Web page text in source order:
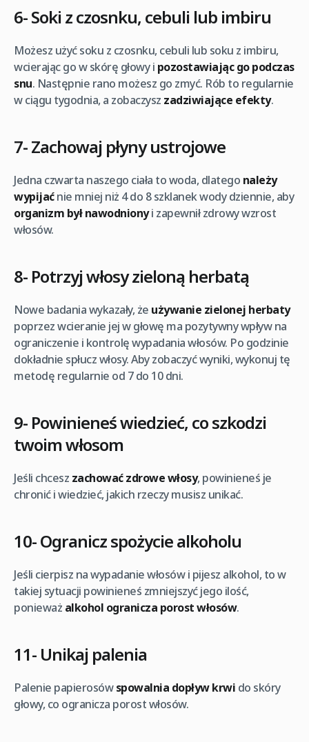
6- Soki z czosnku, cebuli lub imbiru
Możesz użyć soku z czosnku, cebuli lub soku z imbiru,
wcierając go w skórę głowy i pozostawiając go podczas
snu. Następnie rano możesz go zmyć. Rób to regularnie
w ciągu tygodnia, a zobaczysz zadziwiające efekty.
7- Zachowaj płyny ustrojowe
Jedna czwarta naszego ciała to woda, dlatego należy
wypijaćnie mniej niż 4 do 8 szklanek wody dziennie, aby
organizm był nawodnionyi zapewnił zdrowy wzrost
włosów.
8- Potrzyj włosy zieloną herbatą
Nowe badania wykazały, że używanie zielonej herbaty
poprzez wcieranie jej w głowę ma pozytywny wpływ na
ograniczenie i kontrolę wypadania włosów. Po godzinie
dokładnie spłucz włosy. Aby zobaczyć wyniki, wykonuj tę
metodę regularnie od 7 do 10 dni.
9- Powinieneś wiedzieć, co szkodzi
twoim włosom
Jeśli chcesz zachować zdrowe włosy, powinieneś je
chronić i wiedzieć, jakich rzeczy musisz unikać.
10- Ogranicz spożycie alkoholu
Jeśli cierpisz na wypadanie włosów i pijesz alkohol, to w
takiej sytuacji powinieneś zmniejszyć jego ilość,
ponieważ alkohol ogranicza porost włosów.
11- Unikaj palenia
Palenie papierosówspowalnia dopływ krwi do skóry
głowy, co ogranicza porost włosów.